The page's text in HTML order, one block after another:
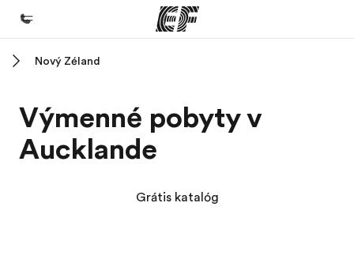
EF programy
Pozrite si všetko čo robíme
Nový Zéland
Výmenné pobyty v
Aucklande
Grátis katalóg